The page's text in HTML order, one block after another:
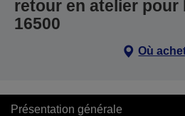
retour en atelier pour
16500
Où
Présentation générale